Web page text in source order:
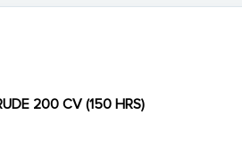
200 CV (150 HRS)